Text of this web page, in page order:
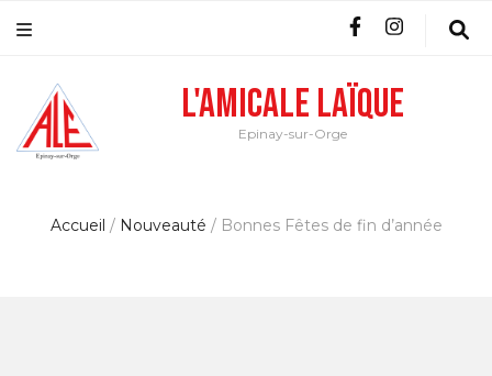
L'Amicale Laïque
Epinay-sur-Orge
Accueil / Nouveauté / Bonnes Fêtes de fin d’année